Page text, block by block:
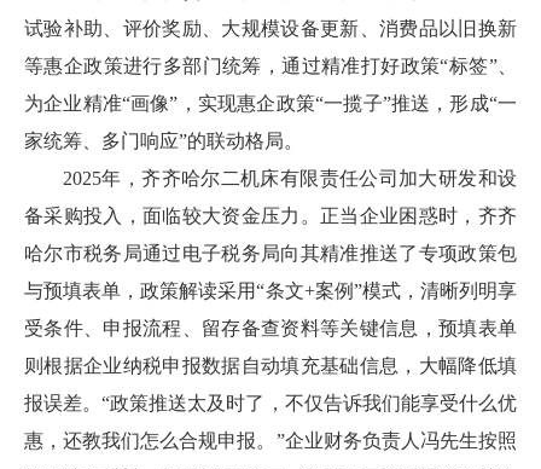
试验补助、评价奖励、大规模设备更新、消费品以旧换新
等惠企政策进行多部门统筹，通过精准打好政策“标签”、
为企业精准“画像”，实现惠企政策“一揽子”推送，形成“一
家统筹、多门响应”的联动格局。
2025年，齐齐哈尔二机床有限责任公司加大研发和设
备采购投入，面临较大资金压力。正当企业困惑时，齐齐
哈尔市税务局通过电子税务局向其精准推送了专项政策包
与预填表单，政策解读采用“条文+案例”模式，清晰列明享
受条件、申报流程、留存备查资料等关键信息，预填表单
则根据企业纳税申报数据自动填充基础信息，大幅降低填
报误差。“政策推送太及时了，不仅告诉我们能享受什么优
惠，还教我们怎么合规申报。”企业财务负责人冯先生按照